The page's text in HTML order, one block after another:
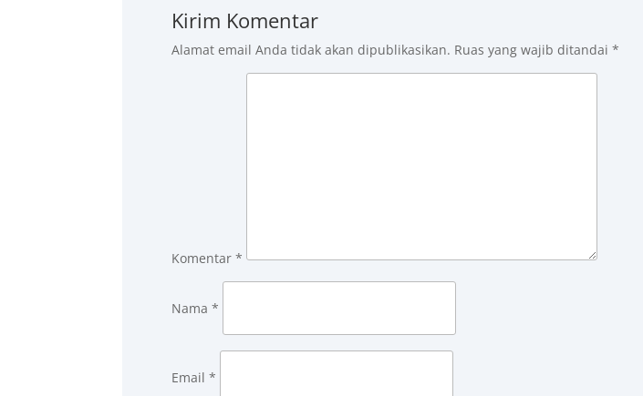
Kirim Komentar
Alamat email Anda tidak akan dipublikasikan. Ruas yang wajib ditandai*
Komentar*
Nama*
Email*